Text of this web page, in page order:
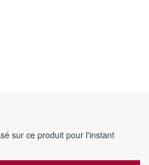
sur ce produit pour l'instant